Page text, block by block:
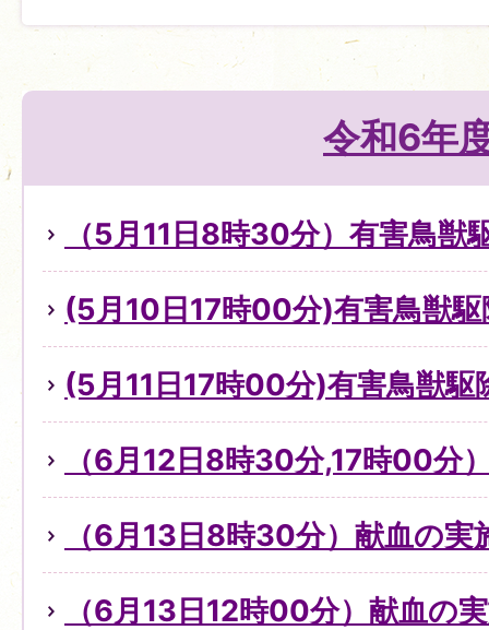
令和6年
（5月11日8時30分）有害鳥獣
(5月10日17時00分)有害鳥獣
(5月11日17時00分)有害鳥獣駆
（6月12日8時30分,17時00分
（6月13日8時30分）献血の実
（6月13日12時00分）献血の